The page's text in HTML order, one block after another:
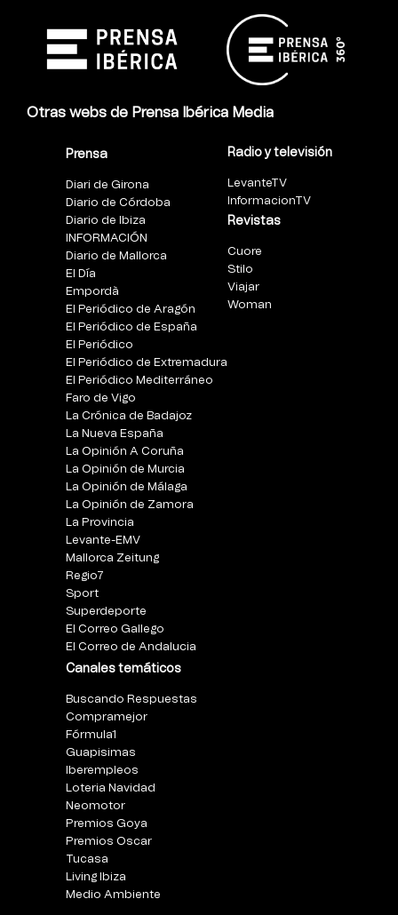
Otras webs de Prensa Ibérica Media
Prensa
Diari de Girona
Diario de Córdoba
Diario de Ibiza
INFORMACIÓN
Diario de Mallorca
El Día
Empordà
El Periódico de Aragón
El Periódico de España
El Periódico
El Periódico de Extremadura
El Periódico Mediterráneo
Faro de Vigo
La Crónica de Badajoz
La Nueva España
La Opinión A Coruña
La Opinión de Murcia
La Opinión de Málaga
La Opinión de Zamora
La Provincia
Levante-EMV
Mallorca Zeitung
Regio7
Sport
Superdeporte
El Correo Gallego
El Correo de Andalucia
Canales temáticos
Buscando Respuestas
Compramejor
Fórmula1
Guapisimas
Iberempleos
Loteria Navidad
Neomotor
Premios Goya
Premios Oscar
Tucasa
Living Ibiza
Medio Ambiente
Radio y televisión
LevanteTV
InformacionTV
Revistas
Cuore
Stilo
Viajar
Woman